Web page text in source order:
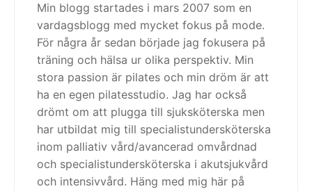
Min blogg startades i mars 2007 som en
vardagsblogg med mycket fokus på mode.
För några år sedan började jag fokusera på
träning och hälsa ur olika perspektiv. Min
stora passion är pilates och min dröm är att
ha en egen pilatesstudio. Jag har också
drömt om att plugga till sjuksköterska men
har utbildat mig till specialistundersköterska
inom palliativ vård/avancerad omvårdnad
och specialistundersköterska i akutsjukvård
och intensivvård. Häng med mig här på